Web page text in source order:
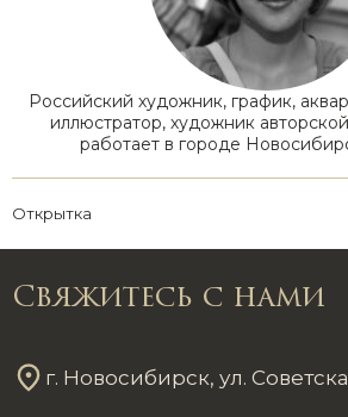
Российский художник, график,
иллюстратор, художник
работает в городе
Открытка
Свяжитесь с нами
г. Новосибирск, ул.